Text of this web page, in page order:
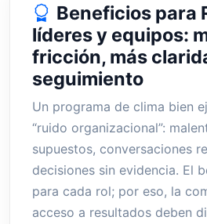
Beneficios para
líderes y equipos:
fricción, más
seguimiento
Un programa de clima bien
“ruido organizacional”:
supuestos, conversaciones
decisiones sin evidencia. El
para cada rol; por eso, la
acceso a resultados deben